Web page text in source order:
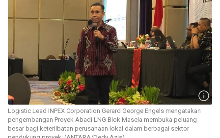
Logistic Lead INPEX Corporation Gerard George Engels mengatakan
pengembangan Proyek Abadi LNG Blok Masela membuka peluang
besar bagi keterlibatan perusahaan lokal dalam berbagai sektor